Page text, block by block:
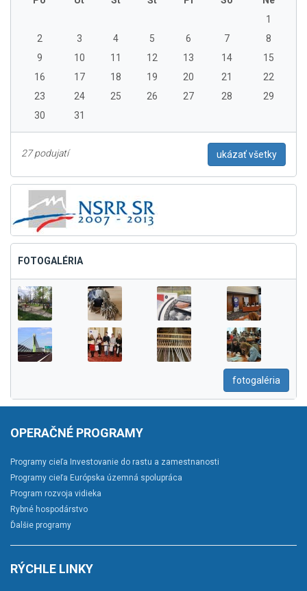
1
2
3 4 5 6 7
8
9
10 11 12 13 14
15
16
17 18 19 20 21
22
23
24 25 26 27 28
29
30
31
27 podujatí ukázať všetky
FOTOGALÉRIA
fotogaléria
OPERAČNÉ PROGRAMY
Programy cieľa Investovanie do rastu a zamestnanosti
Programy cieľa Európska územná spolupráca
Program rozvoja vidieka
Rybné hospodárstvo
Ďalšie programy
RÝCHLE LINKY